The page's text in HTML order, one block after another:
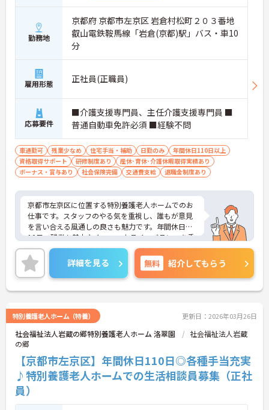
勤務地
京都府 京都市左京区 岩倉村松町２０３番地
叡山電鉄鞍馬線「岩倉(京都)駅」バス・車10
分
雇用形態 正社員(正職員)
応募要件
■介護支援専門員、主任介護支援専門員 ■
普通自動車免許必須 ■経験不問
車通勤可 残業少なめ 住宅手当・補助 日勤のみ
年間休日110日以上
資格取得サポート
研修制度あり
産休･育休･介護休暇取得実績あり
ボーナス・賞与あり
社会保険完備 交通費支給 退職金制度あり
京都市左京区に位置する特別養護老人ホームでのお
仕事です。スタッフのやる気を重視し、誰もが意見
を言い合える風通しの良さも魅力です。年間休日は1
10日、残業も基本なく、ワークライフバランスを重
視した働き方が叶います。ご興味のある方には、面
接対策ポイントなど、さらに詳細をお話しいたしま
すのでお気軽にご相談ください！
詳細を見る 無料 紹介してもらう
特別養護老人ホーム（特養） 更新日：2026年03月26日
社会福祉法人岩蔵の郷特別養護老人ホーム 洛翠園
社会福祉法人岩蔵
の郷
【京都市左京区】年間休日110日◎各種手当充実
♪特別養護老人ホームでの生活相談員募集（正社
員）